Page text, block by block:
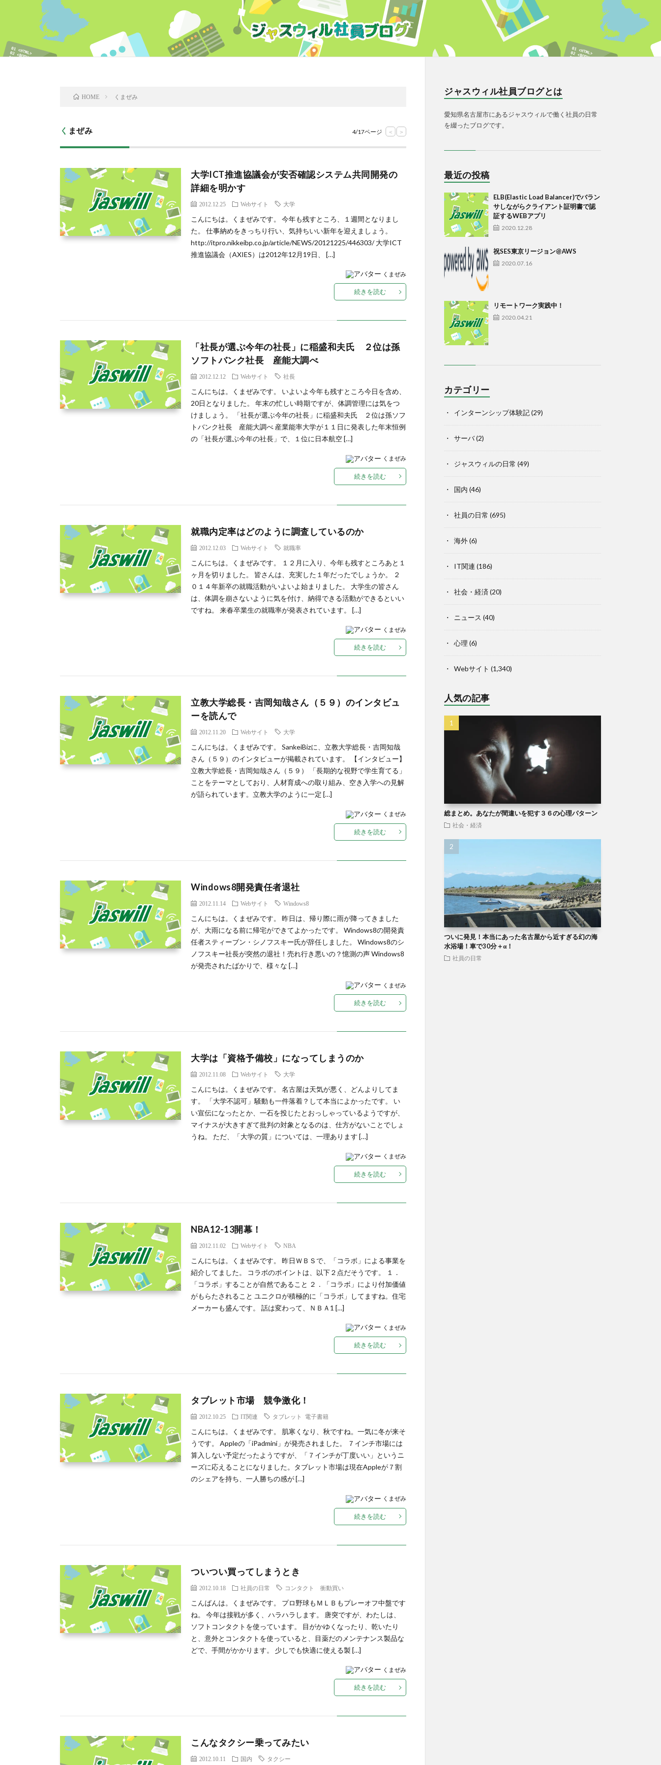
HOME くまぜみ
くまぜみ 4/17ページ < >
大学ICT推進協議会が安否確認システム共同開発の
詳細を明かす
2012.12.25 Webサイト 大学
こんにちは。くまぜみです。 今年も残すところ、１週間となりまし
た。 仕事納めをきっちり行い、気持ちいい新年を迎えましょう。
http://itpro.nikkeibp.co.jp/article/NEWS/20121225/446303/ 大学ICT
推進協議会（AXIES）は2012年12月19日、 […]
くまぜみ
続きを読む
「社長が選ぶ今年の社長」に稲盛和夫氏 ２位は孫
ソフトバンク社長 産能大調べ
2012.12.12 Webサイト 社長
こんにちは。くまぜみです。 いよいよ今年も残すところ今日を含め、
20日となりました。 年末の忙しい時期ですが、体調管理には気をつ
けましょう。 「社長が選ぶ今年の社長」に稲盛和夫氏 ２位は孫ソフ
トバンク社長 産能大調べ 産業能率大学が１１日に発表した年末恒例
の「社長が選ぶ今年の社長」で、１位に日本航空 […]
くまぜみ
続きを読む
就職内定率はどのように調査しているのか
2012.12.03 Webサイト 就職率
こんにちは。くまぜみです。 １２月に入り、今年も残すところあと１
ヶ月を切りました。 皆さんは、充実した１年だったでしょうか。 ２
０１４年新卒の就職活動がいよいよ始まりました。 大学生の皆さん
は、体調を崩さないように気を付け、納得できる活動ができるといい
ですね。 来春卒業生の就職率が発表されています。 […]
くまぜみ
続きを読む
立教大学総長・吉岡知哉さん（５９）のインタビュ
ーを読んで
2012.11.20 Webサイト 大学
こんにちは。くまぜみです。 SankeiBizに、立教大学総長・吉岡知哉
さん（５９）のインタビューが掲載されています。 【インタビュー】
立教大学総長・吉岡知哉さん（５９） 「長期的な視野で学生育てる」
ことをテーマとしており、人材育成への取り組み、空き入学への見解
が語られています。立教大学のように一定 […]
くまぜみ
続きを読む
Windows8開発責任者退社
2012.11.14 Webサイト Windows8
こんにちは。くまぜみです。 昨日は、帰り際に雨が降ってきました
が、大雨になる前に帰宅ができてよかったです。 Windows8の開発責
任者スティーブン・シノフスキー氏が辞任しました。 Windows8のシ
ノフスキー社長が突然の退社！売れ行き悪いの？憶測の声 Windows8
が発売されたばかりで、様々な […]
くまぜみ
続きを読む
大学は「資格予備校」になってしまうのか
2012.11.08 Webサイト 大学
こんにちは。くまぜみです。 名古屋は天気が悪く、どんよりしてま
す。 「大学不認可」騒動も一件落着？して本当によかったです。 い
い宣伝になったとか、一石を投じたとおっしゃっているようですが、
マイナスが大きすぎて批判の対象となるのは、仕方がないことでしょ
うね。 ただ、「大学の質」については、一理あります […]
くまぜみ
続きを読む
NBA12-13開幕！
2012.11.02 Webサイト NBA
こんにちは。くまぜみです。 昨日ＷＢＳで、「コラボ」による事業を
紹介してました。 コラボのポイントは、以下２点だそうです。 １．
「コラボ」することが自然であること ２．「コラボ」により付加価値
がもらたされること ユニクロが積極的に「コラボ」してますね。住宅
メーカーも盛んです。 話は変わって、ＮＢＡ1 […]
くまぜみ
続きを読む
タブレット市場 競争激化！
2012.10.25 IT関連 タブレット 電子書籍
こんにちは。くまぜみです。 肌寒くなり、秋ですね。一気に冬が来そ
うです。 Appleの「iPadmini」が発売されました。 ７インチ市場には
算入しない予定だったようですが、「７インチが丁度いい」というニ
ーズに応えることになりました。タブレット市場は現在Appleが７割
のシェアを持ち、一人勝ちの感が […]
くまぜみ
続きを読む
ついつい買ってしまうとき
2012.10.18 社員の日常 コンタクト 衝動買い
こんばんは。くまぜみです。 プロ野球もＭＬＢもプレーオフ中盤です
ね。 今年は接戦が多く、ハラハラします。 唐突ですが、わたしは、
ソフトコンタクトを使っています。 目がかゆくなったり、乾いたり
と、意外とコンタクトを使っていると、目薬だのメンテナンス製品な
どで、手間がかかります。 少しでも快適に使える製 […]
くまぜみ
続きを読む
こんなタクシー乗ってみたい
2012.10.11 国内 タクシー
ジャスウィル社員ブログとは
愛知県名古屋市にあるジャスウィルで働く社員の日常
を綴ったブログです。
最近の投稿
ELB(Elastic Load Balancer)でバラン
サしながらクライアント証明書で認
証するWEBアプリ
2020.12.28
祝SES東京リージョン@AWS
2020.07.16
リモートワーク実践中！
2020.04.21
カテゴリー
インターンシップ体験記(29)
サーバ(2)
ジャスウィルの日常 (49)
国内 (46)
社員の日常 (695)
海外(6)
IT関連 (186)
社会・経済(20)
ニュース (40)
心理 (6)
Webサイト (1,340)
人気の記事
総まとめ。あなたが間違いを犯す３６の心理パターン
社会・経済
ついに発見！本当にあった名古屋から近すぎる幻の海
水浴場！車で30分＋α！
社員の日常